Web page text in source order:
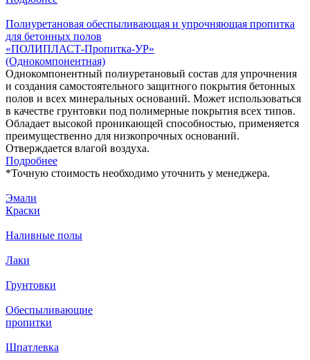
Полиуретановая обеспыливающая и упрочняющая пропитка
для бетонных полов
«ПОЛИПЛАСТ-Пропитка-УР»
(Однокомпонентная)
Однокомпонентный полиуретановый состав для упрочнения
и создания самостоятельного защитного покрытия бетонных
полов и всех минеральных оснований. Может использоваться
в качестве грунтовки под полимерные покрытия всех типов.
Обладает высокой проникающей способностью, применяется
преимущественно для низкопрочных оснований.
Отверждается влагой воздуха.
Подробнее
*Точную стоимость необходимо уточнить у менеджера.
Эмали
Краски
Наливные полы
Лаки
Грунтовки
Обеспыливающие
пропитки
Шпатлевка